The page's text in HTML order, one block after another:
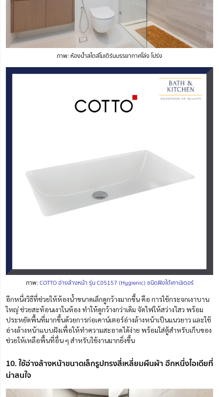
ภาพ: ห้องน้ำสไตล์โมเดิร์นบรรยากาศโล่ง โปร่ง
ภาพ:COTTO อ่างล้างหน้า รุ่น C05157 (Hygienic) ชนิดฝังใต้เคาน์เตอร์
อีกหนึ่งวิธีที่ช่วยให้ห้องน้ำขนาดเล็กดูกว้างมากขึ้น คือ การใช้กระจกเงาบาน
ใหญ่ช่วยสะท้อนเงาในห้อง ทำให้ดูกว้างกว่าเดิม จัดไฟให้สว่างไสว พร้อม
ประหยัดพื้นที่มากขึ้นด้วยการก่อเคาน์เตอร์อ่างล้างหน้าเป็นแนวยาว และใช้
อ่างล้างหน้าแบบฝังเพื่อให้ทำความสะอาดได้ง่าย พร้อมใส่ตู้สำหรับเก็บของ
ช่วยให้เหลือพื้นที่อื่น ๆ สำหรับใช้งานมากยิ่งขึ้น
10. ใช้อ่างล้างหน้าขนาดเล็กรูปทรงสี่เหลี่ยมผืนผ้า อีกหนึ่งไอเดียที่
น่าสนใจ